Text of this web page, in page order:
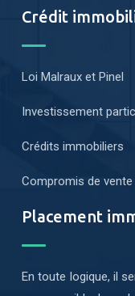
Crédit
Loi Malraux et Pinel
Investissement
Crédits immobiliers
Compromis de vente
Placement
En toute logique, il